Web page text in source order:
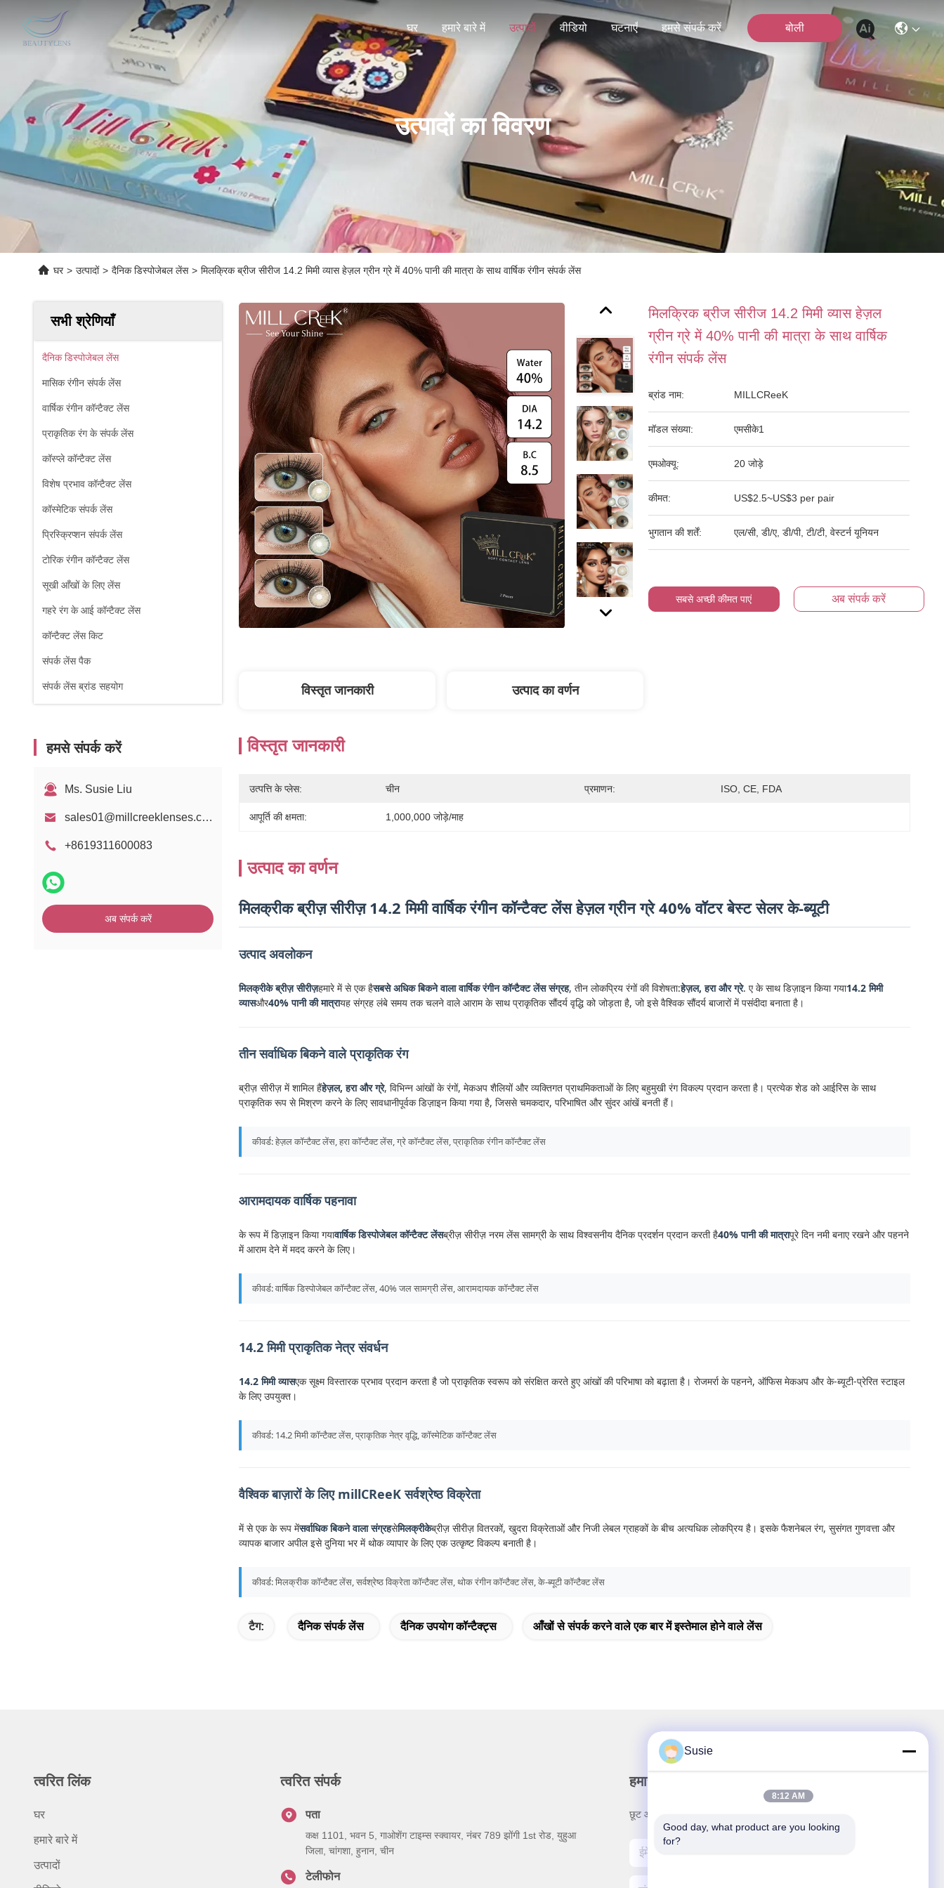
घर हमारे बारे में उत्पादों वीडियो घटनाएँ हमसे संपर्क करें बोली
उत्पादों का विवरण
घर > उत्पादों > दैनिक डिस्पोजेबल लेंस > मिलक्रिक ब्रीज सीरीज 14.2 मिमी व्यास हेज़ल ग्रीन ग्रे में 40% पानी की मात्रा के साथ वार्षिक रंगीन संपर्क लेंस
सभी श्रेणियाँ
दैनिक डिस्पोजेबल लेंस
मासिक रंगीन संपर्क लेंस
वार्षिक रंगीन कॉन्टैक्ट लेंस
प्राकृतिक रंग के संपर्क लेंस
कॉस्प्ले कॉन्टैक्ट लेंस
विशेष प्रभाव कॉन्टैक्ट लेंस
कॉस्मेटिक संपर्क लेंस
प्रिस्क्रिप्शन संपर्क लेंस
टोरिक रंगीन कॉन्टैक्ट लेंस
सूखी आँखों के लिए लेंस
गहरे रंग के आई कॉन्टैक्ट लेंस
कॉन्टैक्ट लेंस किट
संपर्क लेंस पैक
संपर्क लेंस ब्रांड सहयोग
हमसे संपर्क करें
Ms. Susie Liu
sales01@millcreeklenses.com
+8619311600083
अब संपर्क करें
मिलक्रिक ब्रीज सीरीज 14.2 मिमी व्यास हेज़ल
ग्रीन ग्रे में 40% पानी की मात्रा के साथ वार्षिक
रंगीन संपर्क लेंस
ब्रांड नाम: MILLCReeK
मॉडल संख्या: एमसीके1
एमओक्यू: 20 जोड़े
कीमत: US$2.5~US$3 per pair
भुगतान की शर्तें: एल/सी, डी/ए, डी/पी, टी/टी, वेस्टर्न यूनियन
सबसे अच्छी कीमत पाएं अब संपर्क करें
विस्तृत जानकारी उत्पाद का वर्णन
विस्तृत जानकारी
उत्पत्ति के प्लेस: चीन प्रमाणन: ISO, CE, FDA
आपूर्ति की क्षमता: 1,000,000 जोड़े/माह
उत्पाद का वर्णन
मिलक्रीक ब्रीज़ सीरीज़ 14.2 मिमी वार्षिक रंगीन कॉन्टैक्ट लेंस हेज़ल ग्रीन ग्रे 40% वॉटर बेस्ट सेलर के-ब्यूटी
उत्पाद अवलोकन
मिलक्रीके ब्रीज़ सीरीज़हमारे में से एक हैसबसे अधिक बिकने वाला वार्षिक रंगीन कॉन्टैक्ट लेंस संग्रह, तीन लोकप्रिय रंगों की विशेषता:हेज़ल, हरा और ग्रे. ए के साथ डिज़ाइन किया गया14.2 मिमी
व्यासऔर40% पानी की मात्रायह संग्रह लंबे समय तक चलने वाले आराम के साथ प्राकृतिक सौंदर्य वृद्धि को जोड़ता है, जो इसे वैश्विक सौंदर्य बाजारों में पसंदीदा बनाता है।
तीन सर्वाधिक बिकने वाले प्राकृतिक रंग
ब्रीज़ सीरीज़ में शामिल हैंहेज़ल, हरा और ग्रे, विभिन्न आंखों के रंगों, मेकअप शैलियों और व्यक्तिगत प्राथमिकताओं के लिए बहुमुखी रंग विकल्प प्रदान करता है। प्रत्येक शेड को आईरिस के साथ
प्राकृतिक रूप से मिश्रण करने के लिए सावधानीपूर्वक डिज़ाइन किया गया है, जिससे चमकदार, परिभाषित और सुंदर आंखें बनती हैं।
कीवर्ड: हेज़ल कॉन्टैक्ट लेंस, हरा कॉन्टैक्ट लेंस, ग्रे कॉन्टैक्ट लेंस, प्राकृतिक रंगीन कॉन्टैक्ट लेंस
आरामदायक वार्षिक पहनावा
के रूप में डिज़ाइन किया गयावार्षिक डिस्पोजेबल कॉन्टैक्ट लेंसब्रीज़ सीरीज़ नरम लेंस सामग्री के साथ विश्वसनीय दैनिक प्रदर्शन प्रदान करती है40% पानी की मात्रापूरे दिन नमी बनाए रखने और पहनने
में आराम देने में मदद करने के लिए।
कीवर्ड: वार्षिक डिस्पोजेबल कॉन्टैक्ट लेंस, 40% जल सामग्री लेंस, आरामदायक कॉन्टैक्ट लेंस
14.2 मिमी प्राकृतिक नेत्र संवर्धन
14.2 मिमी व्यासएक सूक्ष्म विस्तारक प्रभाव प्रदान करता है जो प्राकृतिक स्वरूप को संरक्षित करते हुए आंखों की परिभाषा को बढ़ाता है। रोजमर्रा के पहनने, ऑफिस मेकअप और के-ब्यूटी-प्रेरित स्टाइल
के लिए उपयुक्त।
कीवर्ड: 14.2 मिमी कॉन्टैक्ट लेंस, प्राकृतिक नेत्र वृद्धि, कॉस्मेटिक कॉन्टैक्ट लेंस
वैश्विक बाज़ारों के लिए millCReeK सर्वश्रेष्ठ विक्रेता
में से एक के रूप मेंसर्वाधिक बिकने वाला संग्रहसेमिलक्रीकेब्रीज़ सीरीज़ वितरकों, खुदरा विक्रेताओं और निजी लेबल ग्राहकों के बीच अत्यधिक लोकप्रिय है। इसके फैशनेबल रंग, सुसंगत गुणवत्ता और
व्यापक बाजार अपील इसे दुनिया भर में थोक व्यापार के लिए एक उत्कृष्ट विकल्प बनाती है।
कीवर्ड: मिलक्रीक कॉन्टैक्ट लेंस, सर्वश्रेष्ठ विक्रेता कॉन्टैक्ट लेंस, थोक रंगीन कॉन्टैक्ट लेंस, के-ब्यूटी कॉन्टैक्ट लेंस
टैग: दैनिक संपर्क लेंस दैनिक उपयोग कॉन्टैक्ट्स आँखों से संपर्क करने वाले एक बार में इस्तेमाल होने वाले लेंस
त्वरित लिंक
घर
हमारे बारे में
उत्पादों
त्वरित संपर्क
पता
कक्ष 1101, भवन 5, गाओशेंग टाइम्स स्क्वायर, नंबर 789 झोंगी 1st रोड, युहुआ
जिला, चांगशा, हुनान, चीन
टेलीफोन
हमारा समाचार पत्र
छूट और अधिक के लिए हमारे न्यूज़लेटर की सदस्यता लें।
Susie
8:12 AM
Good day, what product are you looking
for?